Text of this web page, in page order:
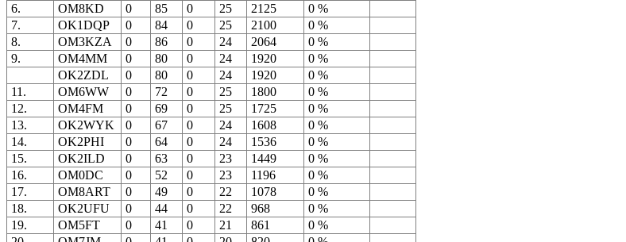
6.
OM8KD 0 85 0 25 2125
0 %
7.
OK1DQP 0 84 0 25 2100
0 %
8.
OM3KZA 0 86 0 24 2064
0 %
9.
OM4MM 0 80 0 24 1920
0 %
OK2ZDL
0 80 0 24 1920
0 %
11.
OM6WW 0 72 0 25 1800
0 %
12.
OM4FM 0 69 0 25 1725
0 %
13.
OK2WYK 0 67 0 24 1608
0 %
14.
OK2PHI 0 64 0 24 1536
0 %
15.
OK2ILD 0 63 0 23 1449
0 %
16.
OM0DC 0 52 0 23 1196
0 %
17.
OM8ART 0 49 0 22 1078
0 %
18.
OK2UFU 0 44 0 22 968
0 %
19.
OM5FT 0 41 0 21 861
0 %